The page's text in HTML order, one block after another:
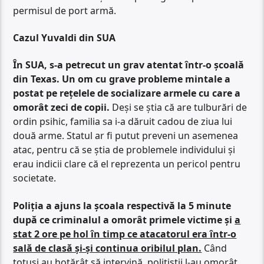
permisul de port armă.
Cazul Yuvaldi din SUA
În SUA, s-a petrecut un grav atentat într-o școală
din Texas. Un om cu grave probleme mintale a
postat pe rețelele de socializare armele cu care a
omorât zeci de copii. Deși se știa că are tulburări de
ordin psihic, familia sa i-a dăruit cadou de ziua lui
două arme. Statul ar fi putut preveni un asemenea
atac, pentru că se știa de problemele individului și
erau indicii clare că el reprezenta un pericol pentru
societate.
Poliția a ajuns la școala respectivă la 5 minute
după ce criminalul a omorât primele victime șia
stat 2 ore pe hol în timp ce atacatorul era într-o
sală de clasă și-și continua oribilul plan. Când